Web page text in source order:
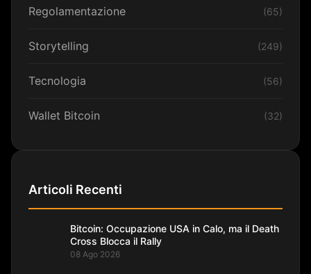
Regolamentazione (65)
Storytelling (249)
Tecnologia (56)
Wallet Bitcoin (32)
Articoli Recenti
Bitcoin: Occupazione USA in Calo, ma il Death
Cross Blocca il Rally
08 Ago 2026